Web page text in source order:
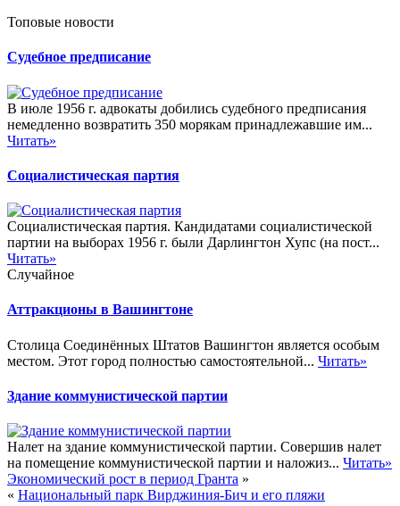
Топовые новости
Судебное предписание
В июле 1956 г. адвокаты добились судебного предписания
немедленно возвратить 350 морякам принадлежавшие им...
Читать»
Социалистическая партия
Социалистическая партия. Кандидатами социалистической
партии на выборах 1956 г. были Дарлингтон Хупс (на пост...
Читать»
Случайное
Аттракционы в Вашингтоне
Столица Соединённых Штатов Вашингтон является особым
местом. Этот город полностью самостоятельной... Читать»
Здание коммунистической партии
Налет на здание коммунистической партии. Совершив налет
на помещение коммунистической партии и наложиз... Читать»
Экономический рост в период Гранта »
« Национальный парк Вирджиния-Бич и его пляжи